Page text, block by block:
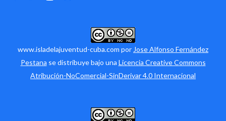
www.isladelajuventud-cuba.com por Jose Alfonso Fernández
Pestana se distribuye bajo una Licencia Creative Commons
Atribución-NoComercial-SinDerivar 4.0 Internacional